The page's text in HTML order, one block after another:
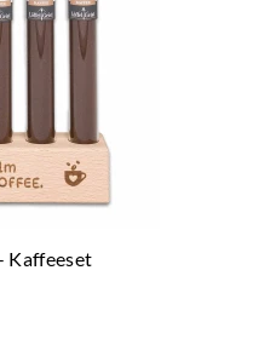
Kaffeeset